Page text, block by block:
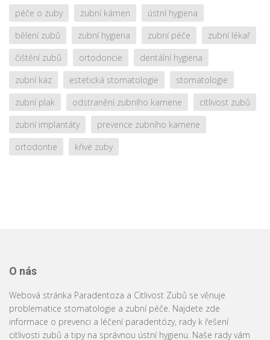
péče o zuby zubní kámen
ústní hygiena
bělení zubů
zubní hygiena zubní péče
zubní lékař
čištění zubů
ortodoncie
dentální hygiena
zubní kaz
estetická stomatologie
stomatologie
zubní plak
odstranění zubního kamene
citlivost zubů
zubní implantáty
prevence zubního kamene
ortodontie
křivé zuby
O nás
Webová stránka Paradentoza a Citlivost Zubů se věnuje
problematice stomatologie a zubní péče. Najdete zde
informace o prevenci a léčení paradentózy, rady k řešení
citlivosti zubů a tipy na správnou ústní hygienu. Naše rady vám